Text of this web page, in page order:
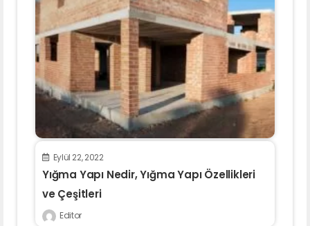
Eylül 22, 2022
Yığma Yapı Nedir, Yığma Yapı Özellikleri
ve Çeşitleri
Editor